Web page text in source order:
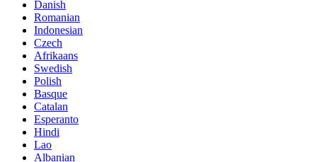
Danish
Romanian
Indonesian
Czech
Afrikaans
Swedish
Polish
Basque
Catalan
Esperanto
Hindi
Lao
Albanian